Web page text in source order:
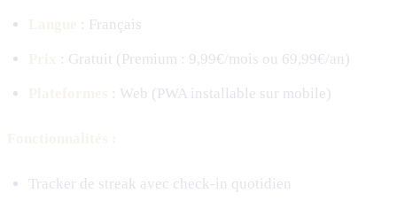
: Français
: Gratuit (Premium : 9,99€/mois ou 69,99€/an)
: Web (PWA installable sur mobile)
Tracker de streak avec check-in quotidien